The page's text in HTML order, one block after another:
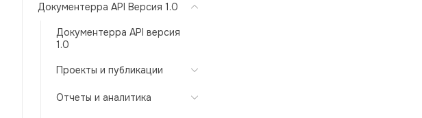
Документерра API Версия 1.0
Документерра API версия
1.0
Проекты и публикации
Отчеты и аналитика